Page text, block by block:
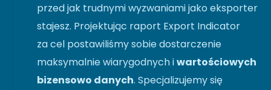
przed jak trudnymi wyzwaniami jako eksporter
stajesz. Projektując raport Export Indicator
za cel postawiliśmy sobie dostarczenie
maksymalnie wiarygodnych iwartościowych
bizensowo danych. Specjalizujemy się